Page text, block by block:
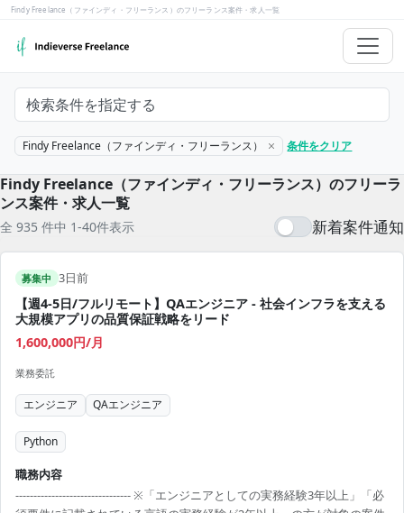
Findy Freelance（ファインディ・フリーランス）のフリーランス案件・求人一覧
検索条件を指定する
Findy Freelance（ファインディ・フリーランス） 条件をクリア
Findy Freelance（ファインディ・フリーランス）のフリーラ
ンス案件・求人一覧
全 935 件中 1-40件表示 新着案件通知
募集中 3日前
【週4-5日/フルリモート】QAエンジニア - 社会インフラを支える
大規模アプリの品質保証戦略をリード
1,600,000円/月
業務委託
エンジニア QAエンジニア
Python
職務内容
-------------------------------- ※「エンジニアとしての実務経験3年以上」「必